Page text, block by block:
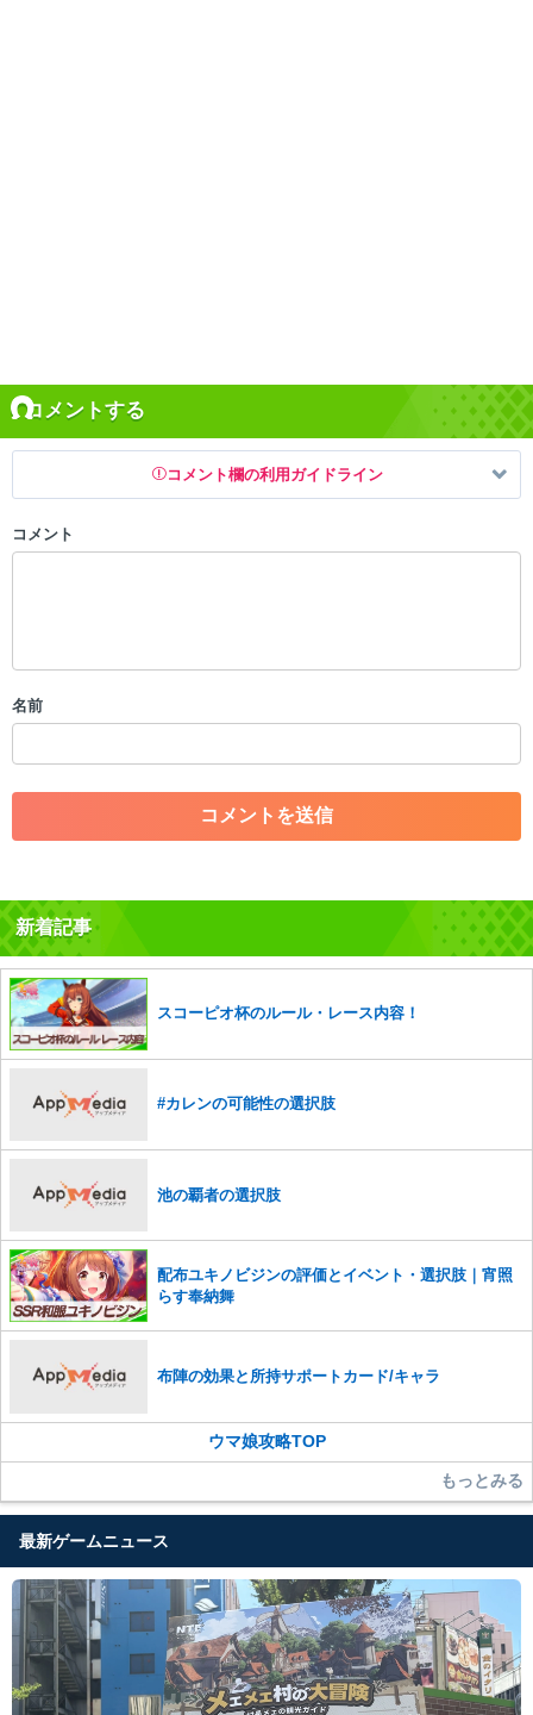
コメントする
コメント欄の利用ガイドライン
以下の書き込みを禁止とし、場合によってはコメント削除や書き込み制
・一度削除された投稿を再び投稿すること
・アカウントの売買など金銭が絡む内容の投稿
・各ゲームのネタバレを含む内容の投稿
・その他、管理者が不適切と判断した投稿
コメントの削除を申請する
※投稿内容を確認後、順次対応さ
せていただきます。ご了承ください。
※一度削除したコメントは復元ができませんのでご注意くだ
さい。
また、過度な利用規約の違反や、弊社に損害の及ぶ内容の書き込みがあ
かじめご理解くださいませ。
コメント
名前
新着記事
スコーピオ杯のルール・レース内容！
#カレンの可能性の選択肢
池の覇者の選択肢
配布ユキノビジンの評価とイベント・選択肢｜宵照
らす奉納舞
布陣の効果と所持サポートカード/キャラ
ウマ娘攻略TOP
もっとみる
最新ゲームニュース